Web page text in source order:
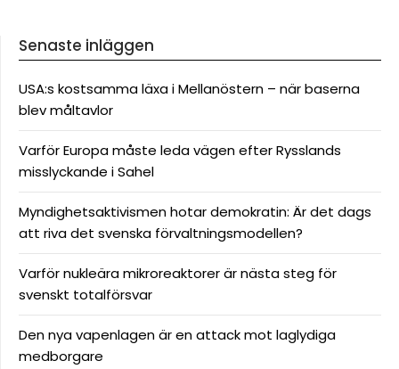
Senaste inläggen
USA:s kostsamma läxa i Mellanöstern – när baserna
blev måltavlor
Varför Europa måste leda vägen efter Rysslands
misslyckande i Sahel
Myndighetsaktivismen hotar demokratin: Är det dags
att riva det svenska förvaltningsmodellen?
Varför nukleära mikroreaktorer är nästa steg för
svenskt totalförsvar
Den nya vapenlagen är en attack mot laglydiga
medborgare